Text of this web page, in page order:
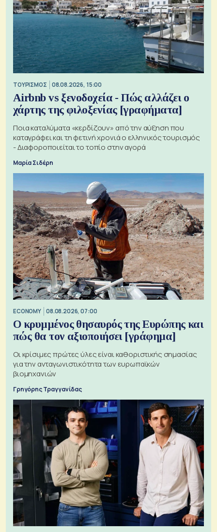
ΤΟΥΡΙΣΜΟΣ 08.08.2026, 15:00
Airbnb vs ξενοδοχεία - Πώς αλλάζει ο
χάρτης της φιλοξενίας [γραφήματα]
Ποια καταλύματα «κερδίζουν» από την αύξηση που
καταγράφει και τη φετινή χρονιά ο ελληνικός τουρισμός
- Διαφοροποιείται το τοπίο στην αγορά
Μαρία Σιδέρη
ECONOMY 08.08.2026, 07:00
Ο κρυμμένος θησαυρός της Ευρώπης και
πώς θα τον αξιοποιήσει [γράφημα]
Οι κρίσιμες πρώτες ύλες είναι καθοριστικής σημασίας
για την ανταγωνιστικότητα των ευρωπαϊκών
βιομηχανιών
Γρηγόρης Τραγγανίδας